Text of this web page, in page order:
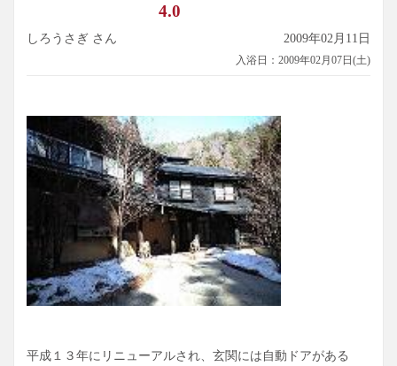
4.0
しろうさぎ さん 2009年02月11日
入浴日：2009年02月07日(土)
平成１３年にリニューアルされ、玄関には自動ドアがある